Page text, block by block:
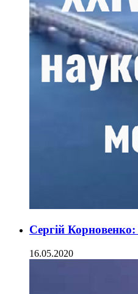
Сергій
16.05.2020